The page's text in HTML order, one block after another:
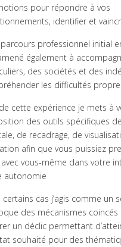
pour répondre à vos
identifier et
professionnel initial
également à
des sociétés et des
les difficultés
cette expérience je mets à
des outils spécifiques
de recadrage, de
afin que vous puissiez
vous-même dans votre
autonomie
certains cas j’agis comme un
des mécanismes coincés
un déclic permettant
souhaité pour des